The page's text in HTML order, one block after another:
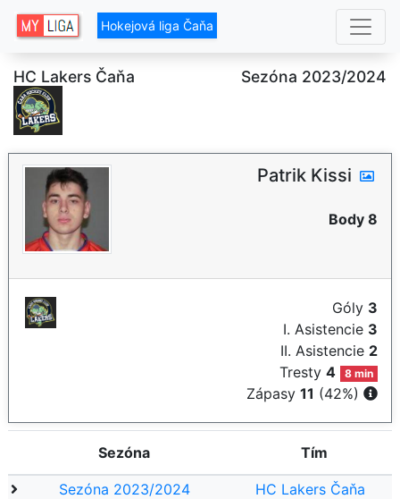
Hokejová liga Čaňa
HC Lakers Čaňa Sezóna 2023/2024
Patrik Kissi
Body 8
Góly 3
I. Asistencie 3
II. Asistencie 2
Tresty4 8 min
Zápasy 11 (42%)
Sezóna Tím
Sezóna 2023/2024 HC Lakers Čaňa